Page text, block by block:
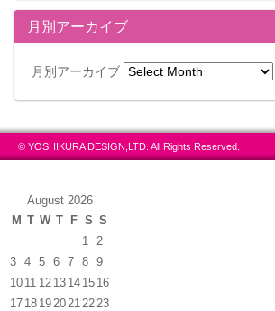
月別アーカイブ
月別アーカイブ
© YOSHIKURA DESIGN,LTD. All Rights Reserved.
August 2026
M T W T F S S
1
2
3
4 5 6 7 8
9
10 11 12 13 14 15 16
17 18 19 20 21 22 23